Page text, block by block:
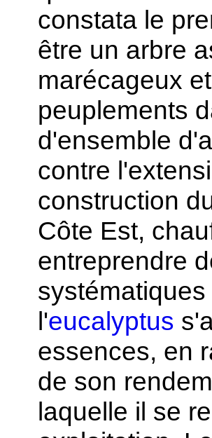
constata le
être un arbre
marécageux
peuplements
d'ensemble
contre
construction
Côte Est,
entreprendre
l'eucalyptus
essences, en
de son
laquelle il se